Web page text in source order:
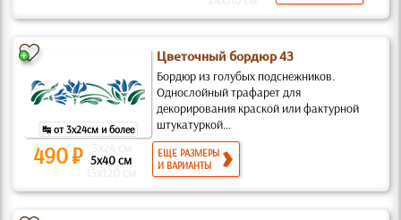
↹ от 3x24см и более
Цветочный бордюр 43
Бордюр из голубых подснежников.
Однослойный трафарет для
декорирования краской или фактурной
штукатуркой...
490 ₽ 5x40 см
ЕЩЕ РАЗМЕРЫ
И ВАРИАНТЫ